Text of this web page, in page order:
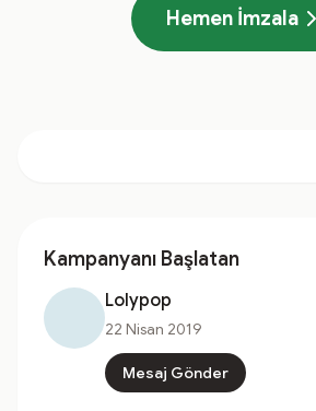
Hemen İmzala
Kampanyanı Başlatan
Lolypop
22 Nisan 2019
Mesaj Gönder